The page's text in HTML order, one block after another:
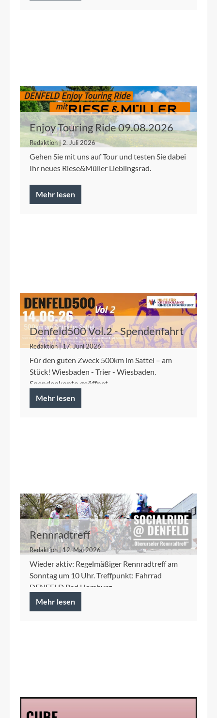
Enjoy Touring Ride 09.08.2026
Redaktion | 2. Juli 2026
Gehen Sie mit uns auf Tour und testen Sie dabei
Ihr neues Riese&Müller Lieblingsrad.
Mehr lesen
Denfeld500 Vol.2 - Spendenfahrt
2026 für die Kinderkrebshilfe
Redaktion | 17. Juni 2026
Für den guten Zweck 500km im Sattel – am
Stück! Wiesbaden - Trier - Wiesbaden.
Spendenkonto geöffnet.
Mehr lesen
Rennradtreff
Redaktion | 12. Mai 2026
Wieder aktiv: Regelmäßiger Rennradtreff am
Sonntag um 10 Uhr. Treffpunkt: Fahrrad
DENFELD Bad Homburg
Mehr lesen